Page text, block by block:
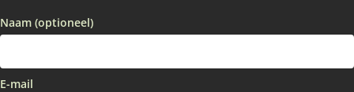
Naam (optioneel)
E-mail